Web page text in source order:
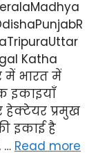
Katha
में भारत में
इकाइयाँ
हेक्टेयर प्रमुख
इकाई है
… Read more